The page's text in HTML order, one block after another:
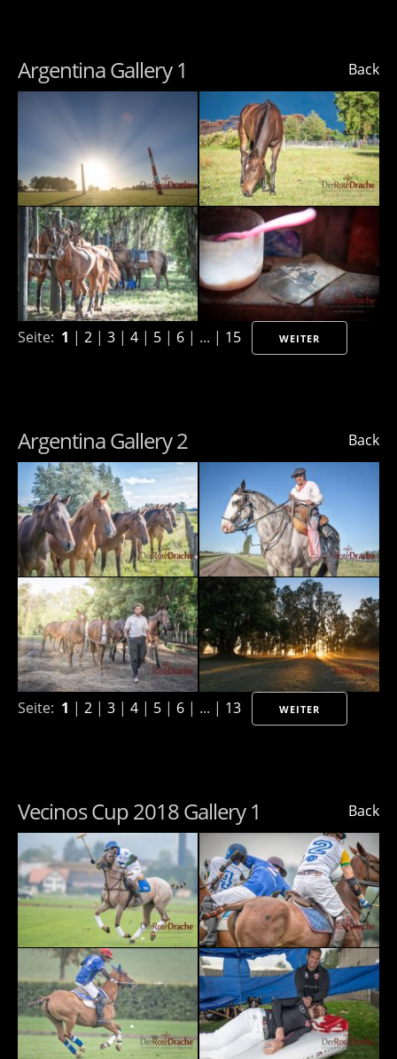
Back
Argentina Gallery 1
Seite: 1 | 2 | 3 | 4 | 5 | 6 | ... | 15 WEITER
Back
Argentina Gallery 2
Seite: 1 | 2 | 3 | 4 | 5 | 6 | ... | 13 WEITER
Back
Vecinos Cup 2018 Gallery 1